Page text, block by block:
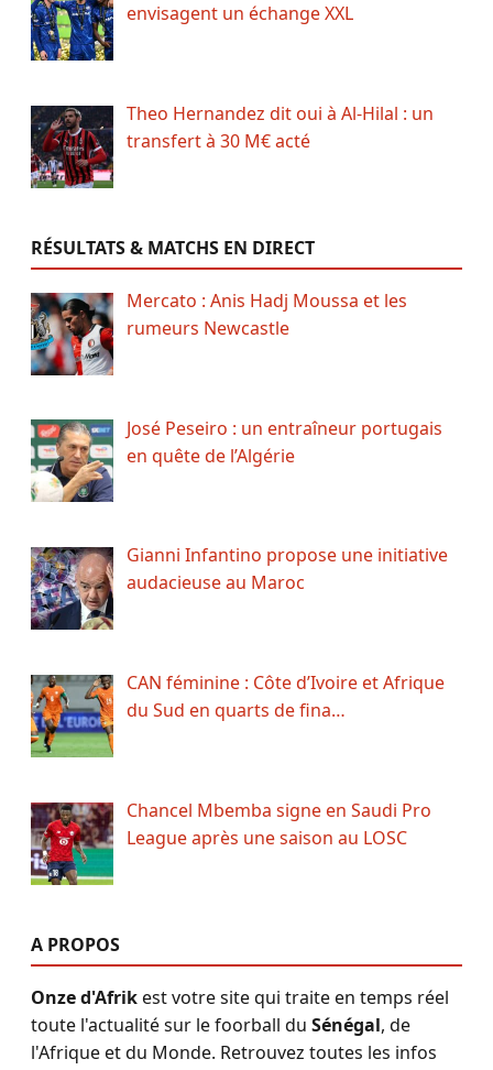
envisagent un échange XXL
Theo Hernandez dit oui à Al-Hilal : un
transfert à 30 M€ acté
RÉSULTATS & MATCHS EN DIRECT
Mercato : Anis Hadj Moussa et les
rumeurs Newcastle
José Peseiro : un entraîneur portugais
en quête de l’Algérie
Gianni Infantino propose une initiative
audacieuse au Maroc
CAN féminine : Côte d’Ivoire et Afrique
du Sud en quarts de fina…
Chancel Mbemba signe en Saudi Pro
League après une saison au LOSC
A PROPOS
Onze d'Afrikest votre site qui traite en temps réel
toute l'actualité sur le foorball du Sénégal, de
l'Afrique et du Monde. Retrouvez toutes les infos